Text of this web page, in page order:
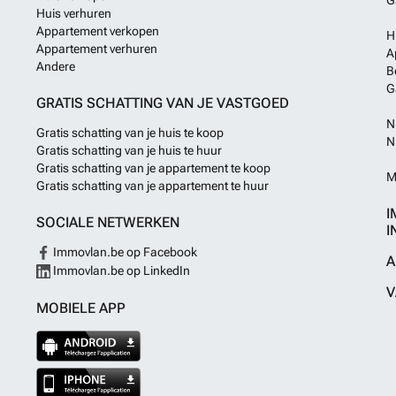
is deze villa in
hecht aan
eigendom die
deze
ontdekken.
u te
Huis verhuren
Appartement verkopen
Appartement verhuren
Andere
GRATIS SCHATTING VAN JE VASTGOED
Gratis schatting van je huis te koop
Gratis schatting van je huis te huur
Gratis schatting van je appartement te koop
Gratis schatting van je appartement te huur
SOCIALE NETWERKEN
Immovlan.be op Facebook
Immovlan.be op LinkedIn
MOBIELE APP